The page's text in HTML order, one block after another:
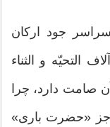
جود ارکان
التحیّه و الثناء
صامت دارد، چرا
جز «حضرت باری»